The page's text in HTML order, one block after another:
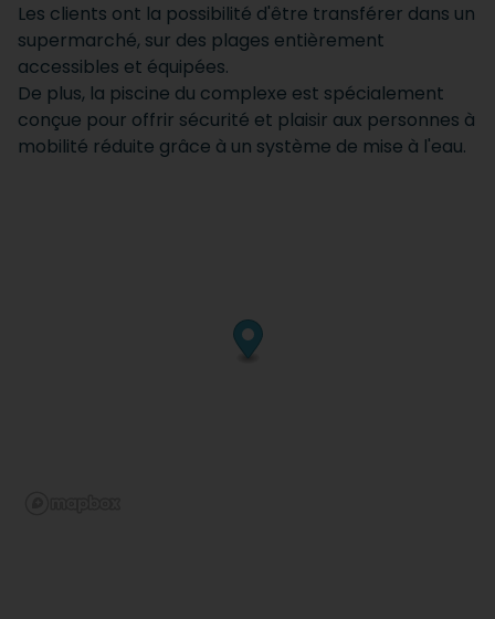
Les clients ont la possibilité d'être transférer dans un
supermarché, sur des plages entièrement
accessibles et équipées.
De plus, la piscine du complexe est spécialement
conçue pour offrir sécurité et plaisir aux personnes à
mobilité réduite grâce à un système de mise à l'eau.